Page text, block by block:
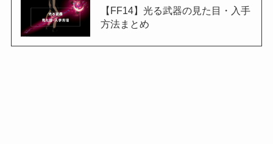
【FF14】光る武器の見た目・入手
方法まとめ